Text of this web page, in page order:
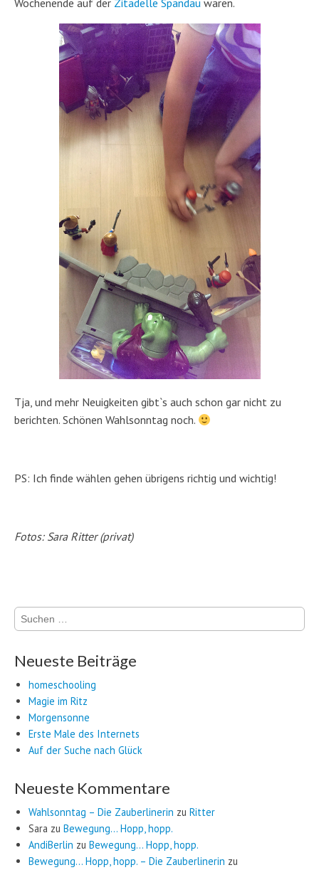
Tja, und mehr Neuigkeiten gibt`s auch schon gar nicht zu
berichten. Schönen Wahlsonntag noch.
PS: Ich finde wählen gehen übrigens richtig und wichtig!
Fotos: Sara Ritter (privat)
Suchen
nach:
Neueste Beiträge
homeschooling
Magie im Ritz
Morgensonne
Erste Male des Internets
Auf der Suche nach Glück
Neueste Kommentare
Wahlsonntag – Die Zauberlinerin zu Ritter
Sara zu Bewegung… Hopp, hopp.
AndiBerlin zu Bewegung… Hopp, hopp.
Bewegung… Hopp, hopp. – Die Zauberlinerin zu